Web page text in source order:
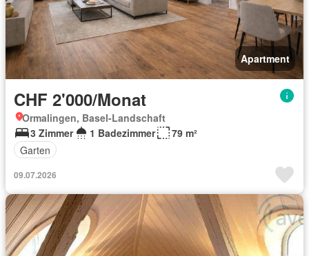
Apartment
CHF 2'000/Monat
Ormalingen, Basel-Landschaft
3 Zimmer
1 Badezimmer
79 m²
Garten
09.07.2026